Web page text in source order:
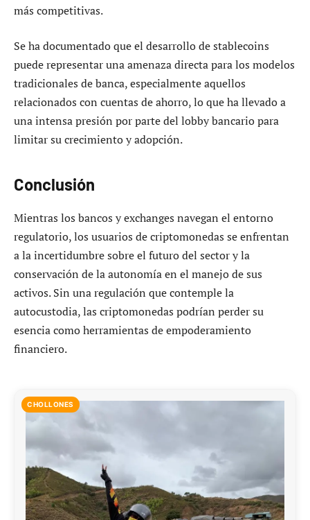
más competitivas.
Se ha documentado que el desarrollo de stablecoins
puede representar una amenaza directa para los modelos
tradicionales de banca, especialmente aquellos
relacionados con cuentas de ahorro, lo que ha llevado a
una intensa presión por parte del lobby bancario para
limitar su crecimiento y adopción.
Conclusión
Mientras los bancos y exchanges navegan el entorno
regulatorio, los usuarios de criptomonedas se enfrentan
a la incertidumbre sobre el futuro del sector y la
conservación de la autonomía en el manejo de sus
activos. Sin una regulación que contemple la
autocustodia, las criptomonedas podrían perder su
esencia como herramientas de empoderamiento
financiero.
CHOLLONES